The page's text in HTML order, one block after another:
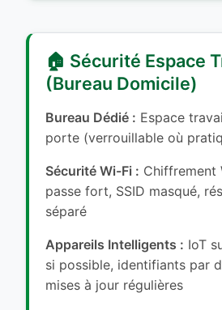
🏠 Sécurité Espace
(Bureau Domicile)
Bureau Dédié : Espace
porte (verrouillable où
Sécurité Wi-Fi : Chiffrement
passe fort, SSID masqué,
séparé
Appareils Intelligents : IoT
si possible, identifiants par
mises à jour régulières